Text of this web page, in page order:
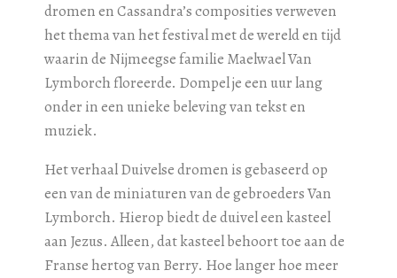
dromen en Cassandra’s composities verweven
het thema van het festival met de wereld en tijd
waarin de Nijmeegse familie Maelwael Van
Lymborch floreerde. Dompel je een uur lang
onder in een unieke beleving van tekst en
muziek.
Het verhaal Duivelse dromen is gebaseerd op
een van de miniaturen van de gebroeders Van
Lymborch. Hierop biedt de duivel een kasteel
aan Jezus. Alleen, dat kasteel behoort toe aan de
Franse hertog van Berry. Hoe langer hoe meer